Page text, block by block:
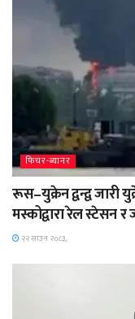
फिचर-ब्यानर
रूस–युक्रेन द्वन्द्व जारी
मस्कोद्वारा रेल स्टेसन
२२ साउन २०८३,